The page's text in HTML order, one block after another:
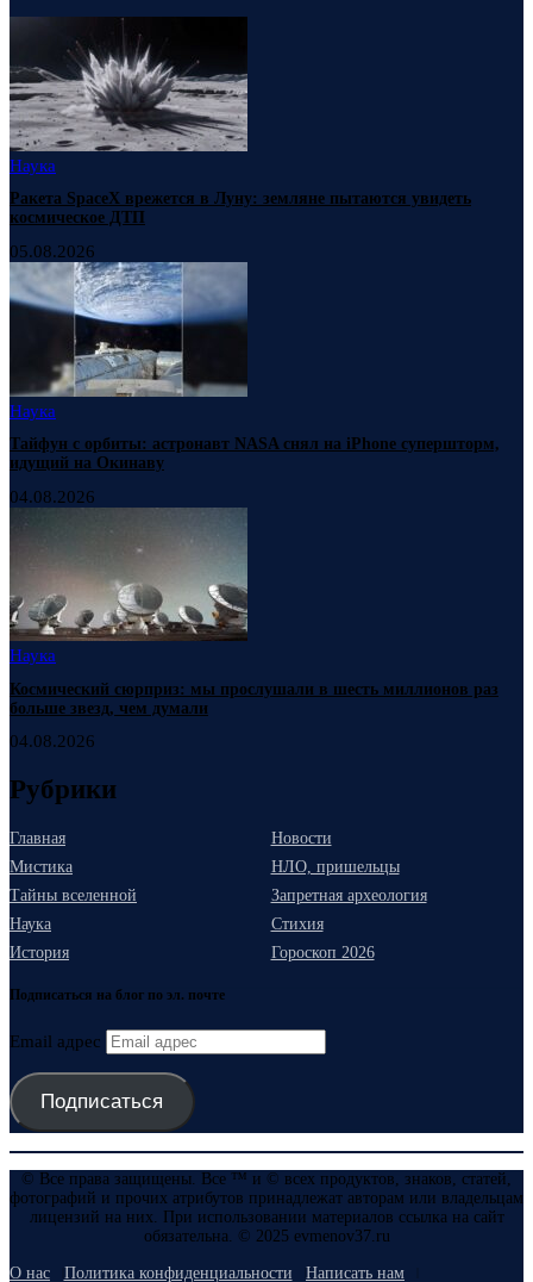
Наука
Ракета SpaceX врежется в Луну: земляне пытаются увидеть
космическое ДТП
05.08.2026
Наука
Тайфун с орбиты: астронавт NASA снял на iPhone супершторм,
идущий на Окинаву
04.08.2026
Наука
Космический сюрприз: мы прослушали в шесть миллионов раз
больше звезд, чем думали
04.08.2026
Рубрики
Главная
Новости
Мистика
НЛО, пришельцы
Тайны вселенной
Запретная археология
Наука
Стихия
История
Гороскоп 2026
Подписаться на блог по эл. почте
Email адрес
Подписаться
© Все права защищены. Все ™ и © всех продуктов, знаков, статей,
фотографий и прочих атрибутов принадлежат авторам или владельцам
лицензий на них. При использовании материалов ссылка на сайт
обязательна. © 2025 evmenov37.ru
О нас Политика конфиденциальности Написать нам